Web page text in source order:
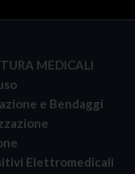
MEDICALI
e Bendaggi
Elettromedicali